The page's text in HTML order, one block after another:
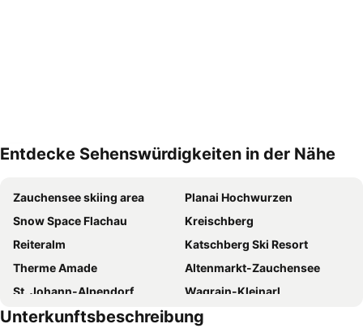
Entdecke Sehenswürdigkeiten in der Nähe
Zauchensee skiing area
Planai Hochwurzen
Snow Space Flachau
Kreischberg
Reiteralm
Katschberg Ski Resort
Therme Amade
Altenmarkt-Zauchensee
St. Johann-Alpendorf
Wagrain-Kleinarl
Narzissenfest
Hauser Kaibling
Unterkunftsbeschreibung